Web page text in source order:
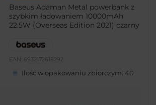
Baseus Adaman Metal powerbank z
szybkim ładowaniem 10000mAh
22.5W (Overseas Edition 2021) czarny
EAN: 6932172618292
Ilość w opakowaniu zbiorczym: 40